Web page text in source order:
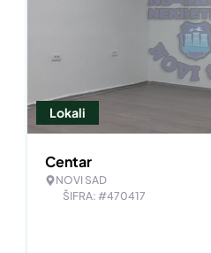
Lokali
Centar
NOVI SAD
ŠIFRA: #470417